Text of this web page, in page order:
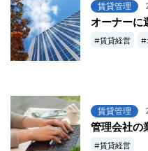
賃貸管理
オーナーに
賃貸経営
賃貸管理
管理会社の
賃貸経営